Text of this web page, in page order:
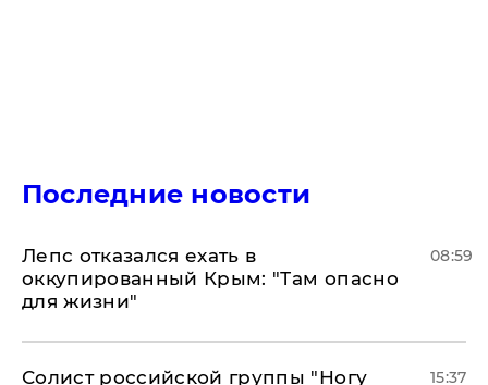
Последние новости
Лепс отказался ехать в
оккупированный Крым: "Там опасно
для жизни"
08:59
Солист российской группы "Ногу 15:37